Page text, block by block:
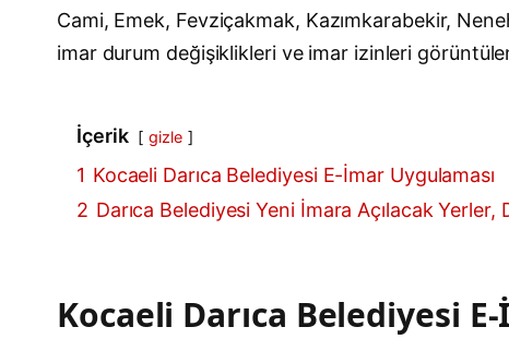
Cami, Emek, Fevziçakmak, Kazımkarabekir,
imar durum değişiklikleri ve imar izinleri
İçerik gizle
1 Kocaeli Darıca Belediyesi E-İmar Uygulaması
2 Darıca Belediyesi Yeni İmara Açılacak Yerler,
Kocaeli Darıca Belediyesi